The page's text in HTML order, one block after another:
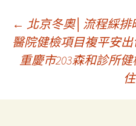
文
章
導
← 北京冬奧│流程綵排
醫院健檢項目複平安
重慶市203森和診所